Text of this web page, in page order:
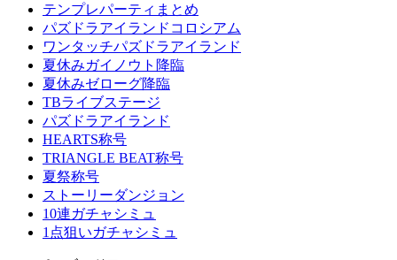
テンプレパーティまとめ
パズドラアイランドコロシアム
ワンタッチパズドラアイランド
夏休みガイノウト降臨
夏休みゼローグ降臨
TBライブステージ
パズドラアイランド
HEARTS称号
TRIANGLE BEAT称号
夏祭称号
ストーリーダンジョン
10連ガチャシミュ
1点狙いガチャシミュ